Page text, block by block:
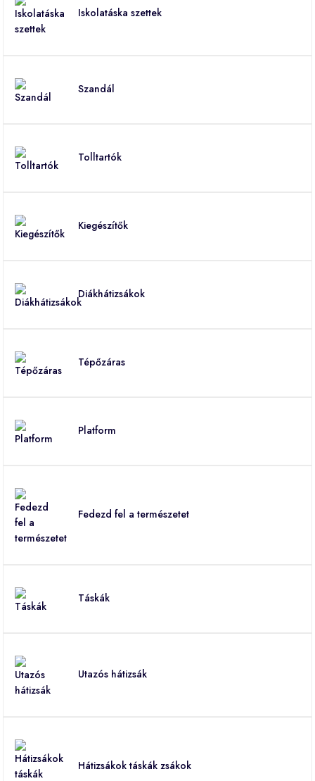
Iskolatáska szettek
Szandál
Tolltartók
Kiegészítők
Diákhátizsákok
Tépőzáras
Platform
Fedezd fel a természetet
Táskák
Utazós hátizsák
Hátizsákok táskák zsákok